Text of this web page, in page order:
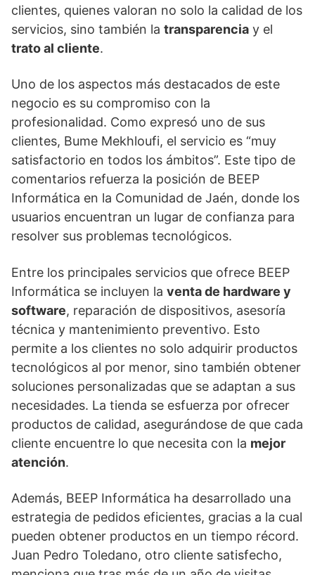
clientes, quienes valoran no solo la calidad de los
servicios, sino también la transparencia y el
trato al cliente.
Uno de los aspectos más destacados de este
negocio es su compromiso con la
profesionalidad. Como expresó uno de sus
clientes, Bume Mekhloufi, el servicio es “muy
satisfactorio en todos los ámbitos”. Este tipo de
comentarios refuerza la posición de BEEP
Informática en la Comunidad de Jaén, donde los
usuarios encuentran un lugar de confianza para
resolver sus problemas tecnológicos.
Entre los principales servicios que ofrece BEEP
Informática se incluyen la venta de hardware y
software, reparación de dispositivos, asesoría
técnica y mantenimiento preventivo. Esto
permite a los clientes no solo adquirir productos
tecnológicos al por menor, sino también obtener
soluciones personalizadas que se adaptan a sus
necesidades. La tienda se esfuerza por ofrecer
productos de calidad, asegurándose de que cada
cliente encuentre lo que necesita con la mejor
atención.
Además, BEEP Informática ha desarrollado una
estrategia de pedidos eficientes, gracias a la cual
pueden obtener productos en un tiempo récord.
Juan Pedro Toledano, otro cliente satisfecho,